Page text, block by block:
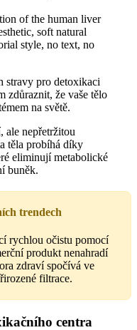
stravy pro detoxikaci
zdůraznit, že vaše tělo
na světě.
ale nepřetržitou
těla probíhá díky
eliminují metabolické
buněk.
trendech
rychlou očistu pomocí
produkt nenahradí
zdraví spočívá ve
filtrace.
centra